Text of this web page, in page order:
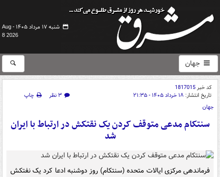
شنبه ۱۷ مرداد ۱۴۰۵ -
Aug
8 2026
جهان
کد خبر1817015
تاریخ انتشار: ۱۸ خرداد ۱۴۰۵ - ۲۱:۳۵ ۳ نظر
چاپ
جهان
سنتکام مدعی متوقف کردن یک نقتکش در ارتباط با ایران
شد
فرماندهی مرکزی ایالات متحده (سنتکام) روز دوشنبه ادعا کرد یک نفتکش